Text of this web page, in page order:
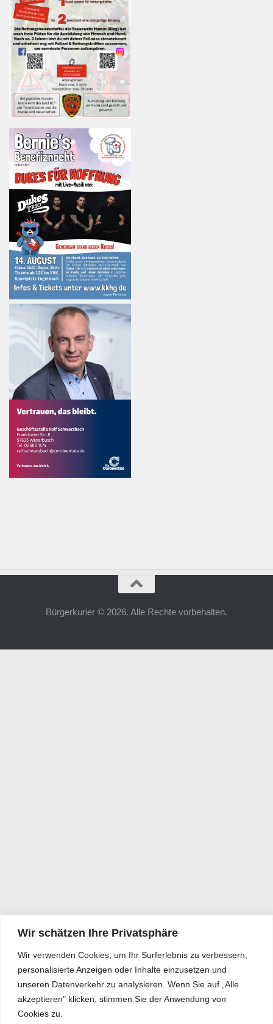
Wir schätzen Ihre Privatsphäre
Wir verwenden Cookies, um Ihr Surferlebnis zu verbessern,
personalisierte Anzeigen oder Inhalte einzusetzen und
unseren Datenverkehr zu analysieren. Wenn Sie auf „Alle
akzeptieren" klicken, stimmen Sie der Anwendung von
Cookies zu.
Bürgerkurier © 2026. Alle Rechte vorbehalten.